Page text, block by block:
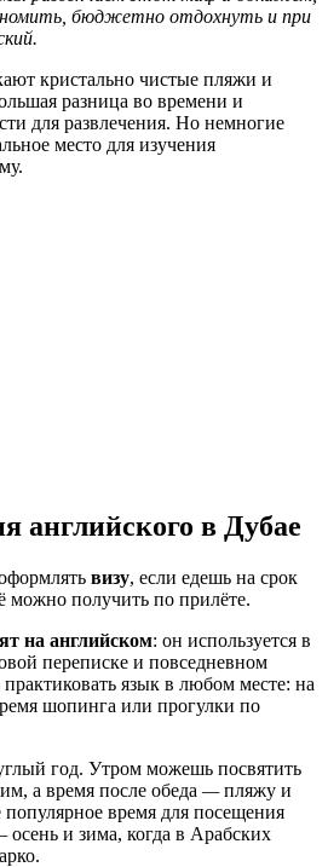
бюджетно отдохнуть и при
кристально чистые пляжи и
разница во времени и
для развлечения. Но немногие
место для изучения
английского в Дубае
визу, если едешь на срок
можно получить по прилёте.
на английском: он используется в
переписке и повседневном
язык в любом месте: на
шопинга или прогулки по
год. Утром можешь посвятить
а время после обеда —пляжу и
время для посещения
осень и зима, когда в Арабских